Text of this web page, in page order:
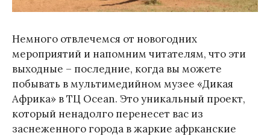
Немного отвлечемся от новогодних
мероприятий и напомним читателям, что эти
выходные – последние, когда вы можете
побывать в мультимедийном музее «Дикая
Африка» в ТЦ Ocean. Это уникальный проект,
который ненадолго перенесет вас из
заснеженного города в жаркие афрканские